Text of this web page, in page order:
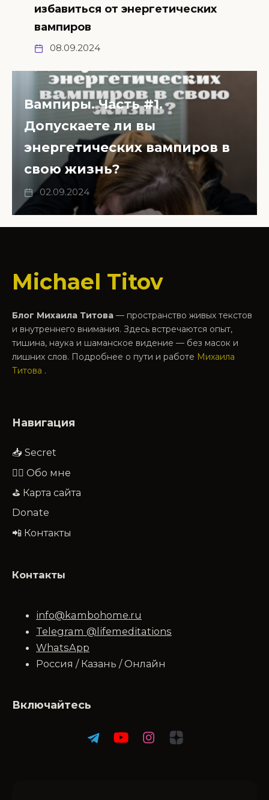
избавиться от энергетических
вампиров
08.09.2024
Вампиры. Часть #1.
Допускаете ли вы
энергетических вампиров в
cвою жизнь?
02.09.2024
Michael Titov
Блог Михаила Титова — пространство живых текстов
и внутреннего внимания. Здесь встречаются опыт,
тишина, наука и шаманское видение — без масок и
лишних слов. Подробнее о пути и работе Михаила
Титова .
Навигация
📥 Secret
🧔‍♂️ Обо мне
⛳ Карта сайта
Donate
📲 Контакты
Контакты
info@kambohome.ru
Telegram @lifemeditations
WhatsApp
Россия / Казань / Онлайн
Включайтесь